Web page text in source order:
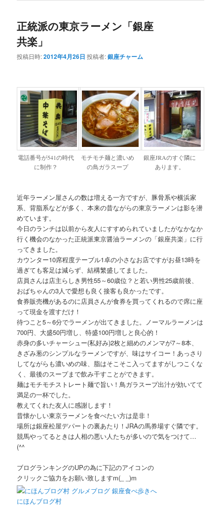
正統派の東京ラーメン「銀座
共楽」
投稿日時:2012年4月26日 投稿者:銀座チャーム
電話番号が541の時代
に制作？
モチモチ麺と濃いめ
の鳥ガラスープ
銀座JRAのすぐ隣に
あります。
近年ラーメン屋さんの数は増える一方ですが、豚骨系や横浜家
系、背脂系などが多く、本来の昔ながらの東京ラーメンは影を潜
めています。
今日のランチは以前から友人にすすめられていましたがなかなか
行く機会のなかった正統派東京醤油ラーメンの「銀座共楽」に行
ってきました。
カウンター10席程度テーブル1卓の小さなお店ですがお昼13時を
過ぎても客足は減らず、結構繁盛してました。
店員さんは店主らしき男性55～60歳位？と若い男性25歳前後、
おばちゃんの3人で愛想も良く接客も良かったです。
食券販売機があるのに店員さんが食券を買ってくれるので席に座
って現金を渡すだけ！
待つこと5～6分でラーメンが出てきました。ノーマルラーメンは
700円、大盛50円増し、特盛100円増しと良心的！
赤身の多いチャーシュー(私好み)2枚と細めのメンマが7～8本、
きざみ葱のシンプルなラーメンですが、味はサイコー！あっさり
してながらも濃いめの味、脂はそこそこ入ってますがしつこくな
く、最後のスープまで飲み干すことができます。
麺はモチモチストレート麺で旨い！鳥ガラスープ出汁が効いてて
満足の一杯でした。
教えてくれた友人に感謝します！
昔懐かしい東京ラーメンを食べたい方は是非！
場所は銀座松屋デパートの裏あたり！JRAの馬券場すぐ隣です。
競馬やってるときは人相の悪い人たちが多いので気をつけて…
(^^ゞ
ブログランキングのUPの為に下記のアイコンの
クリックご協力をお願い致しますm(_ _)m
にほんブログ村